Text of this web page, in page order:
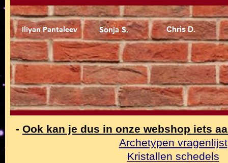
- Ook kan je dus in onze webshop iets
Archetypen vragenlijst
Kristallen schedels